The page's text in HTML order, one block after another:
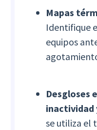
Mapas
Identifique
equipos
Desgloses
inactividad
se utiliza el